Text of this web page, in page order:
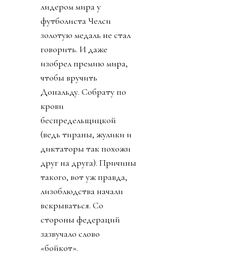
лидером мира у
футболиста Челси
золотую медаль не стал
говорить. И даже
изобрел премию мира,
чтобы вручить
Дональду. Собрату по
крови
беспредельщицкой
(ведь тираны, жулики и
диктаторы так похожи
друг на друга). Причины
такого, вот уж правда,
лизоблюдства начали
вскрываться. Со
стороны федераций
зазвучало слово
«бойкот».